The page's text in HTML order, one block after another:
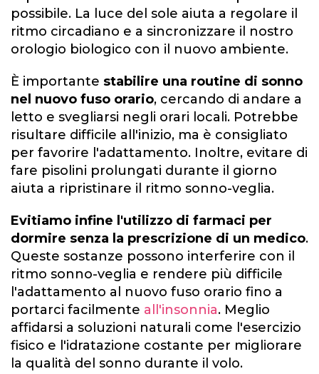
possibile. La luce del sole aiuta a regolare il
ritmo circadiano e a sincronizzare il nostro
orologio biologico con il nuovo ambiente.
È importante stabilire una routine di sonno
nel nuovo fuso orario, cercando di andare a
letto e svegliarsi negli orari locali. Potrebbe
risultare difficile all'inizio, ma è consigliato
per favorire l'adattamento. Inoltre, evitare di
fare pisolini prolungati durante il giorno
aiuta a ripristinare il ritmo sonno-veglia.
Evitiamo infine l'utilizzo di farmaci per
dormire senza la prescrizione di un medico.
Queste sostanze possono interferire con il
ritmo sonno-veglia e rendere più difficile
l'adattamento al nuovo fuso orario fino a
portarci facilmente all'insonnia. Meglio
affidarsi a soluzioni naturali come l'esercizio
fisico e l'idratazione costante per migliorare
la qualità del sonno durante il volo.